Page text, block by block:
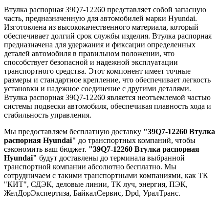
Втулка распорная 39Q7-12260 представляет собой запасную
часть, предназначенную для автомобилей марки Hyundai.
Изготовлена из высококачественного материала, который
обеспечивает долгий срок службы изделия. Втулка распорная
предназначена для удержания и фиксации определенных
деталей автомобиля в правильном положении, что
способствует безопасной и надежной эксплуатации
транспортного средства. Этот компонент имеет точные
размеры и стандартное крепление, что обеспечивает легкость
установки и надежное соединение с другими деталями.
Втулка распорная 39Q7-12260 является неотъемлемой частью
системы подвески автомобиля, обеспечивая плавность хода и
стабильность управления.
Мы предоставляем бесплатную доставку "39Q7-12260 Втулка
распорная Hyundai" до транспортных компаний, чтобы
сэкономить ваш бюджет. "39Q7-12260 Втулка распорная
Hyundai" будут доставлены до терминала выбранной
транспортной компании абсолютно бесплатно. Мы
сотрудничаем с такими транспортными компаниями, как ТК
"КИТ", СДЭК, деловые линии, ТК луч, энергия, ПЭК,
ЖелДорЭкспертиза, БайкалСервис, Dpd, УралТранс.